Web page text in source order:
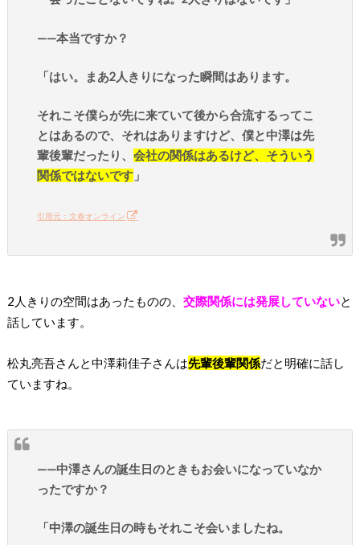
——本当ですか？
「はい。まあ2人きりになった瞬間はあります。
それこそ僕らが先に来ていて後から合流するってこ
とはあるので、それはありますけど、僕と中澤は先
輩後輩だったり、会社の関係はあるけど、そういう
関係ではないです 」
引用元：文春オンライン
2人きりの空間はあったものの、 交際関係には発展していないと
話しています。
松丸亮吾さんと中澤莉佳子さんは先輩後輩関係だと明確に話し
ていますね。
——中澤さんの誕生日のときもお会いになっていなか
ったですか？
「中澤の誕生日の時もそれこそ会いましたね。